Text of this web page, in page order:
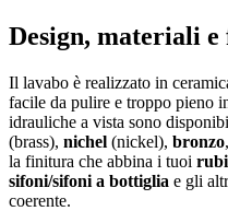
Design, materiali
Il lavabo è realizzato in
facile da pulire e troppo pieno
idrauliche a vista sono
(brass), nichel (nickel), bronzo,
la finitura che abbina i tuoi
sifoni/sifoni a bottiglia e gli
coerente.